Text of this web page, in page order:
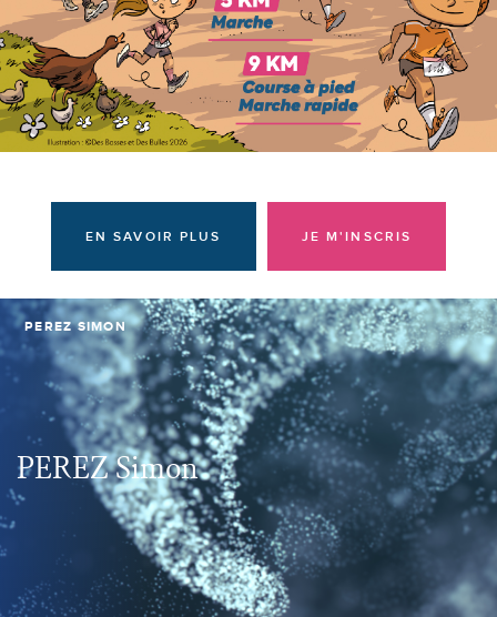
Actualités
Prendre rendez-vous
EN SAVOIR PLUS JE M'INSCRIS
PEREZ SIMON
PEREZ Simon